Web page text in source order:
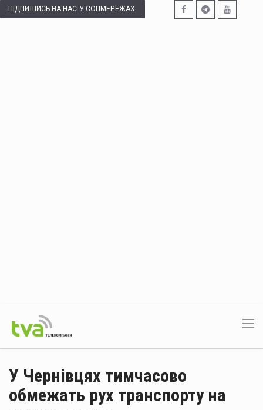
ПІДПИШИСЬ НА НАС У СОЦМЕРЕЖАХ:
У Чернівцях тимчасово
обмежать рух транспорту на